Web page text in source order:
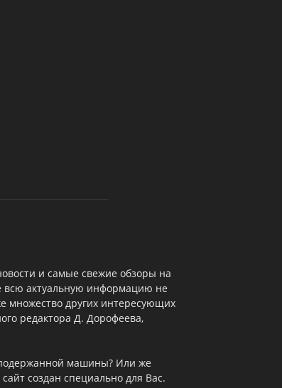
и самые свежие обзоры на
всю актуальную информацию не
множество других интересующих
редактора Д. Дорофеева,
машины? Или же
создан специально для Вас.